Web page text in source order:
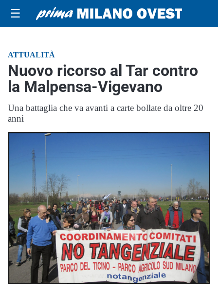
☰
ATTUALITÀ
Nuovo ricorso al Tar contro
la Malpensa-Vigevano
Una battaglia che va avanti a carte bollate da oltre 20
anni